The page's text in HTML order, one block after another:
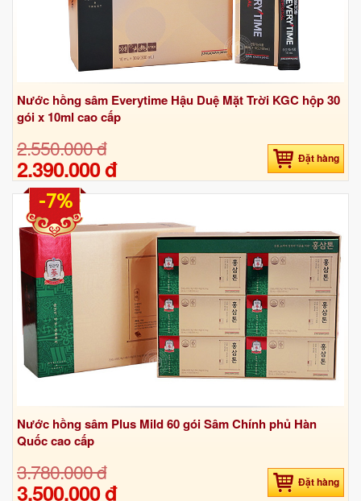
Nước hồng sâm Everytime Hậu Duệ Mặt Trời KGC hộp 30
gói x 10ml cao cấp
2.550.000 đ
2.390.000 đ Đặt hàng
Nước hồng sâm Plus Mild 60 gói Sâm Chính phủ Hàn
Quốc cao cấp
3.780.000 đ
3.500.000 đ Đặt hàng
-7%